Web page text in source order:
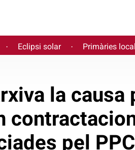
· Eclipsi solar · Primàries
la
pel